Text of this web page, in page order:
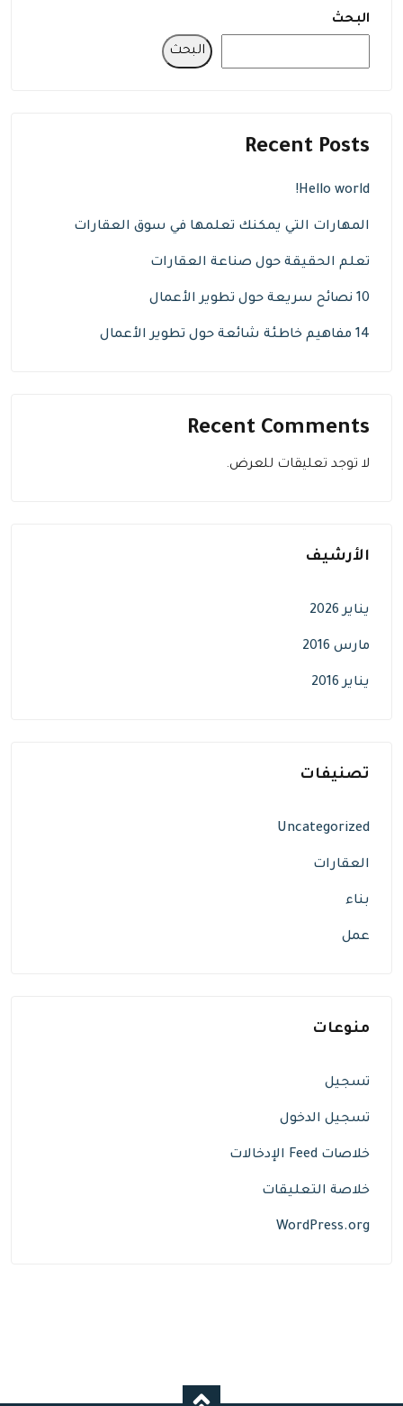
البحث
البحث
Recent Posts
Hello world!
المهارات التي يمكنك تعلمها في سوق العقارات
تعلم الحقيقة حول صناعة العقارات
10 نصائح سريعة حول تطوير الأعمال
14 مفاهيم خاطئة شائعة حول تطوير الأعمال
Recent Comments
لا توجد تعليقات للعرض.
الأرشيف
يناير 2026
مارس 2016
يناير 2016
تصنيفات
Uncategorized
العقارات
بناء
عمل
منوعات
تسجيل
تسجيل الدخول
خلاصات Feed الإدخالات
خلاصة التعليقات
WordPress.org